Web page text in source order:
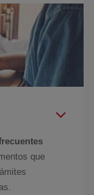
que